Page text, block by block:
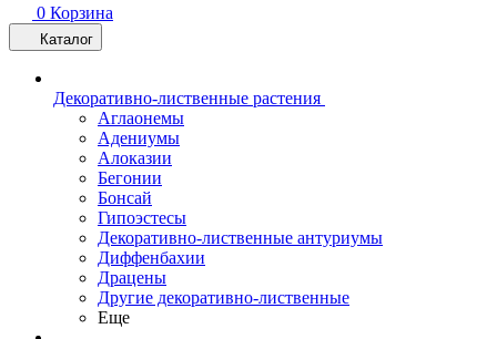
0 Корзина
Каталог
Декоративно-лиственные растения
Аглаонемы
Адениумы
Алоказии
Бегонии
Бонсай
Гипоэстесы
Декоративно-лиственные антуриумы
Диффенбахии
Драцены
Другие декоративно-лиственные
Еще